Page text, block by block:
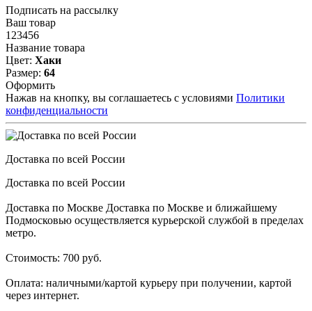
Подписать на рассылку
Ваш товар
123456
Название товара
Цвет: Хаки
Размер: 64
Оформить
Нажав на кнопку, вы соглашаетесь с условиями Политики
конфиденциальности
Доставка по всей России
Доставка по всей России
Доставка по Москве Доставка по Москве и ближайшему
Подмосковью осуществляется курьерской службой в пределах
метро.
Стоимость: 700 руб.
Оплата: наличными/картой курьеру при получении, картой
через интернет.